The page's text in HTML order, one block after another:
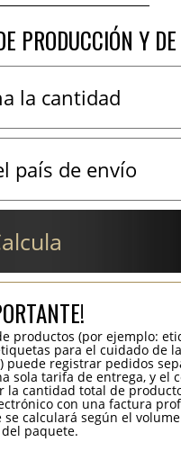
PRODUCCIÓN Y
productos (por ejemplo:
para el cuidado de
puede registrar pedidos
sola tarifa de entrega, y el
la cantidad total de
con una factura
calculará según el
paquete.